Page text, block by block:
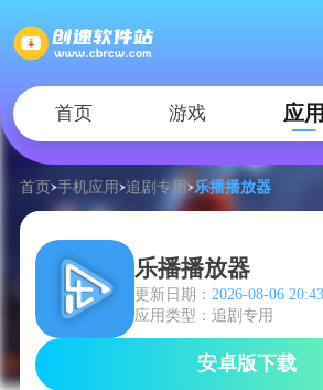
首页 游戏 应用
首页 手机应用 追剧专用 乐播播放器
乐播播放器
更新日期： 2026-08-06 20:43
应用类型：追剧专用
安卓版下载